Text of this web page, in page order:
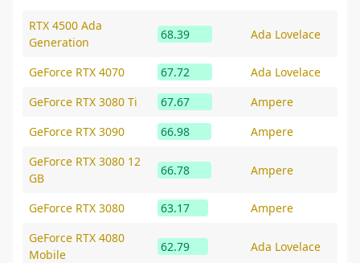
RTX 4500 Ada
Generation
68.39 Ada Lovelace
GeForce RTX 4070 67.72
Ada Lovelace
GeForce RTX 3080 Ti
67.67
Ampere
GeForce RTX 3090
66.98
Ampere
GeForce RTX 3080 12
GB
66.78 Ampere
GeForce RTX 3080 63.17
Ampere
GeForce RTX 4080
Mobile
62.79 Ada Lovelace